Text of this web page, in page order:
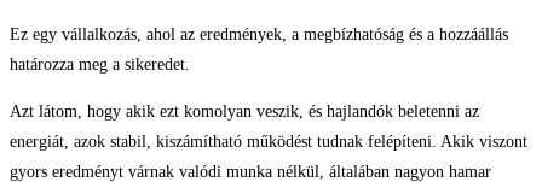
Ez egy vállalkozás, ahol az eredmények, a megbízhatóság és a hozzáállás
határozza meg a sikeredet.
Azt látom, hogy akik ezt komolyan veszik, és hajlandók beletenni az
energiát, azok stabil, kiszámítható működést tudnak felépíteni. Akik viszont
gyors eredményt várnak valódi munka nélkül, általában nagyon hamar